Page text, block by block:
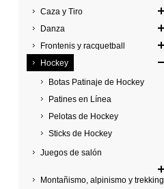
Caza y Tiro
Danza
Frontenis y racquetball
Hockey
Botas Patinaje de Hockey
Patines en Línea
Pelotas de Hockey
Sticks de Hockey
Juegos de salón
Montañismo, alpinismo y trekking